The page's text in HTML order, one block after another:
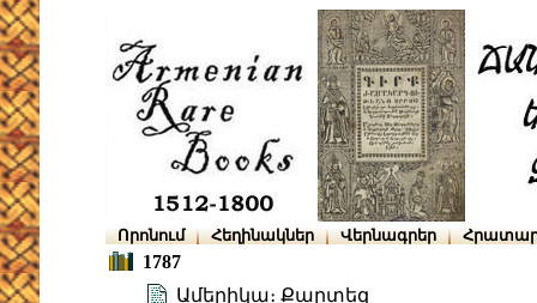
Որոնում Հեղինակներ Վերնագրեր
1787
Ամերիկա։ Քարտեզ